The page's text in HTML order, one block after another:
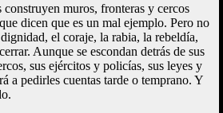
muros, fronteras y cercos
dicen que es un mal ejemplo. Pero no
el coraje, la rabia, la rebeldía,
Aunque se escondan detrás de sus
sus ejércitos y policías, sus leyes y
a pedirles cuentas tarde o temprano. Y